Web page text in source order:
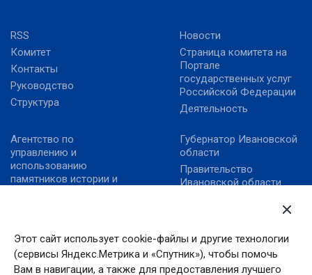
Этот сайт использует cookie-файлы и другие технологии
(сервисы Яндекс.Метрика и «Спутник»), чтобы помочь
Вам в навигации, а также для предоставления лучшего
RSS
Комитет
Контакты
Руководство
Структура
Новости
Страница комитета на
Портале
государственных услуг
Российской Федерации
Деятельность
Агентство по
управлению и
использованию
памятников истории и
РФ
Правовой портал в
сфере культуры
Губернатор Ивановской
области
Правительство
Ивановской области